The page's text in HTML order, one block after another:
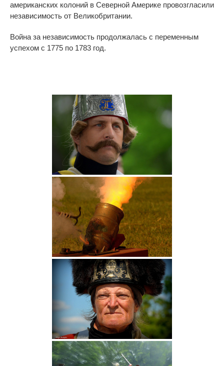
американских колоний в Северной Америке провозгласили
независимость от Великобритании.
Война за независимость продолжалась с переменным
успехом с 1775 по 1783 год.